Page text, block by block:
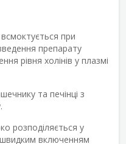
при
препарату
рівня холінів у плазмі
та печінці з
розподіляється у
швидким включенням